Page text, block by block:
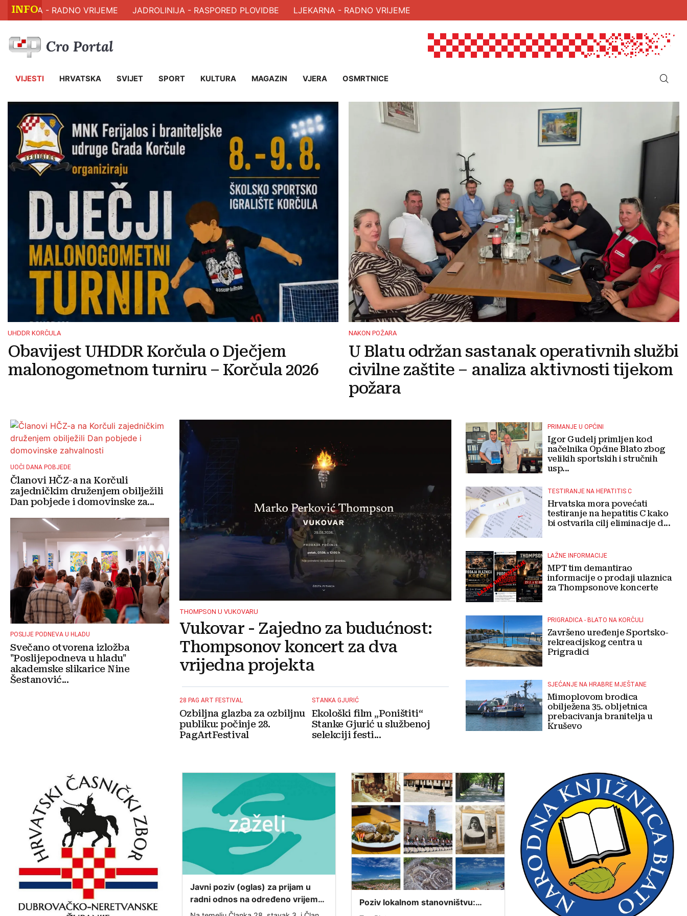
INFO
- RADNO VRIJEME JADROLINIJA - RASPORED PLOVIDBE LJEKARNA - RADNO VRIJEME
VIJESTI HRVATSKA SVIJET SPORT KULTURA MAGAZIN VJERA OSMRTNICE
UHDDR KORČULA
Obavijest UHDDR Korčula o Dječjem
malonogometnom turniru – Korčula 2026
NAKON POŽARA
U Blatu održan sastanak operativnih službi
civilne zaštite – analiza aktivnosti tijekom
požara
UOČI DANA POBJEDE
Članovi HČZ-a na Korčuli
zajedničkim druženjem obilježili
Dan pobjede i domovinske za...
POSLIJE PODNEVA U HLADU
Svečano otvorena izložba
"Poslijepodneva u hladu"
akademske slikarice Nine
Šestanović...
THOMPSON U VUKOVARU
Vukovar - Zajedno za budućnost:
Thompsonov koncert za dva
vrijedna projekta
28 PAG ART FESTIVAL
Ozbiljna glazba za ozbiljnu
publiku: počinje 28.
PagArtFestival
STANKA GJURIĆ
Ekološki film „Poništiti“
Stanke Gjurić u službenoj
selekciji festi...
PRIMANJE U OPĆINI
Igor Gudelj primljen kod
načelnika Općine Blato zbog
velikih sportskih i stručnih
usp...
TESTIRANJE NA HEPATITIS C
Hrvatska mora povećati
testiranje na hepatitis C kako
bi ostvarila cilj eliminacije d...
LAŽNE INFORMACIJE
MPT tim demantirao
informacije o prodaji ulaznica
za Thompsonove koncerte
PRIGRADICA - BLATO NA KORČULI
Završeno uređenje Sportsko-
rekreacijskog centra u
Prigradici
SJEĆANJE NA HRABRE MJEŠTANE
Mimoplovom brodica
obilježena 35. obljetnica
prebacivanja branitelja u
Kruševo
Javni poziv (oglas) za prijam u
radni odnos na određeno vrijeme
u sklopu projekta „ZAŽELI– nisi
Poziv lokalnom stanovništvu: